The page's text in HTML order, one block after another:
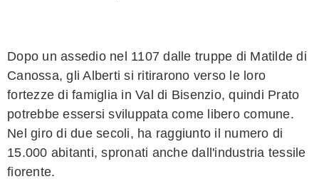
Dopo un assedio nel 1107 dalle truppe di Matilde di
Canossa, gli Alberti si ritirarono verso le loro
fortezze di famiglia in Val di Bisenzio, quindi Prato
potrebbe essersi sviluppata come libero comune.
Nel giro di due secoli, ha raggiunto il numero di
15.000 abitanti, spronati anche dall'industria tessile
fiorente.